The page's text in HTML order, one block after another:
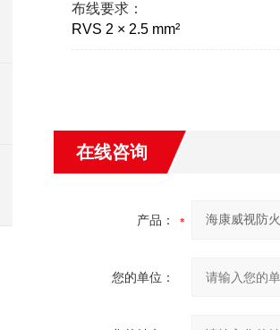
布线要求：
RVS 2 × 2.5 mm²
在线咨询
产品：
您的单位：